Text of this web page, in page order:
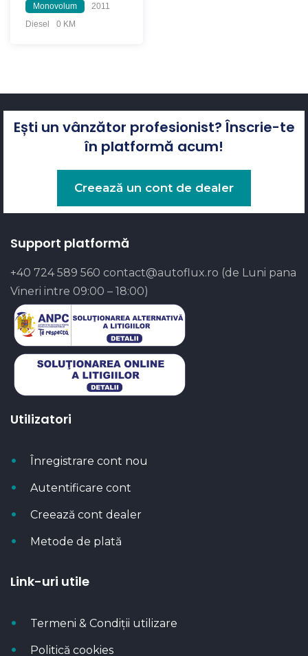
Monovolum
2011
Diesel
0 KM
Ești un vânzător profesionist? Înscrie-te
în platformă acum!
Creează un cont de dealer
Support platformă
+40 724 589 560 contact@autoflux.ro (de Luni pana
Vineri intre 09:00 – 18:00)
Utilizatori
Înregistrare cont nou
Autentificare cont
Creează cont dealer
Metode de plată
Link-uri utile
Termeni & Condiții utilizare
Politică cookies